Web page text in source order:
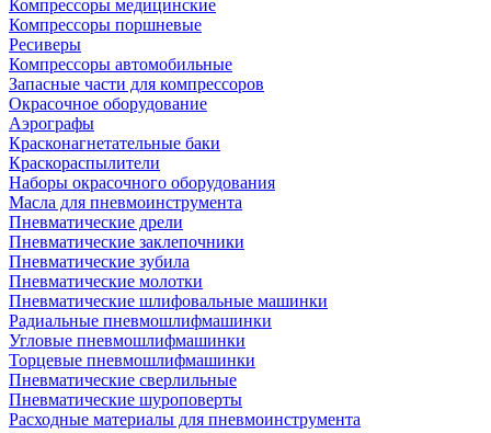
Компрессоры медицинские
Компрессоры поршневые
Ресиверы
Компрессоры автомобильные
Запасные части для компрессоров
Окрасочное оборудование
Аэрографы
Красконагнетательные баки
Краскораспылители
Наборы окрасочного оборудования
Масла для пневмоинструмента
Пневматические дрели
Пневматические заклепочники
Пневматические зубила
Пневматические молотки
Пневматические шлифовальные машинки
Радиальные пневмошлифмашинки
Угловые пневмошлифмашинки
Торцевые пневмошлифмашинки
Пневматические сверлильные
Пневматические шуроповерты
Расходные материалы для пневмоинструмента